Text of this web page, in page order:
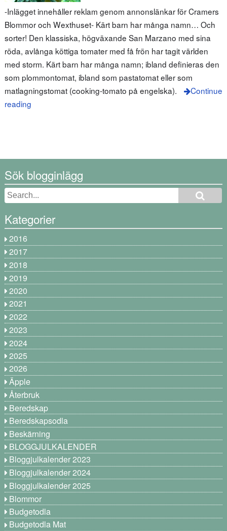
-Inlägget innehåller reklam genom annonslänkar för Cramers
Blommor och Wexthuset- Kärt barn har många namn… Och
sorter! Den klassiska, högväxande San Marzano med sina
röda, avlånga köttiga tomater med få frön har tagit världen
med storm. Kärt barn har många namn; ibland definieras den
som plommontomat, ibland som pastatomat eller som
matlagningstomat (cooking-tomato på engelska).
Continue
reading
Sök blogginlägg
Kategorier
2016
2017
2018
2019
2020
2021
2022
2023
2024
2025
2026
Äpple
Återbruk
Beredskap
Beredskapsodla
Beskärning
BLOGGJULKALENDER
Bloggjulkalender 2023
Bloggjulkalender 2024
Bloggjulkalender 2025
Blommor
Budgetodla
Budgetodla Mat